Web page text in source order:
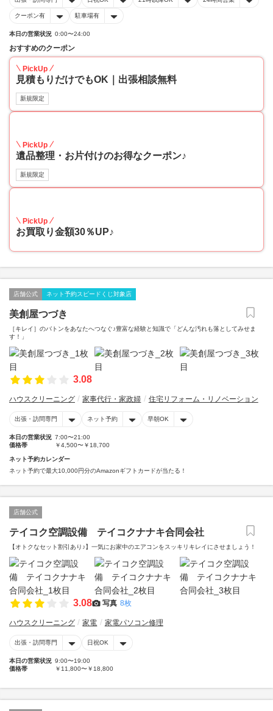
クーポン有 駐車場有
本日の営業状況 0:00〜24:00
おすすめのクーポン
PickUp
見積もりだけでもOK｜出張相談無料
新規限定
PickUp
遺品整理・お片付けのお得なクーポン♪
新規限定
PickUp
お買取り金額30％UP♪
店舗公式 ネット予約スピードくじ対象店
美創屋つづき
［キレイ］のバトンをあなたへつなぐ♪豊富な経験と知識で「どんな汚れも落としてみせま
す！」
3.08
ハウスクリーニング 家事代行・家政婦 住宅リフォーム・リノベーション
出張・訪問専門 ネット予約 早朝OK
本日の営業状況 7:00〜21:00
価格帯
￥4,500〜￥18,700
ネット予約カレンダー
ネット予約で最大10,000円分のAmazonギフトカードが当たる！
店舗公式
テイコク空調設備 テイコクナナキ合同会社
【オトクなセット割引あり♪】一気にお家中のエアコンをスッキリキレイにさせましょう！
3.08 写真 8枚
ハウスクリーニング 家電 家電パソコン修理
出張・訪問専門 日祝OK
本日の営業状況 9:00〜19:00
価格帯
￥11,800〜￥18,800